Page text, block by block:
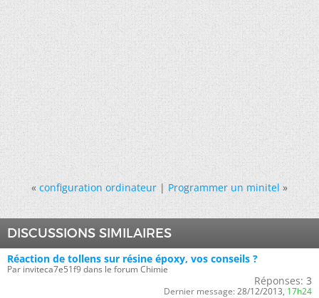
« configuration ordinateur|Programmer un minitel »
DISCUSSIONS SIMILAIRES
Réaction de tollens sur résine époxy, vos conseils ?
Par inviteca7e51f9 dans le forum Chimie
Réponses: 3
Dernier message: 28/12/2013, 17h24